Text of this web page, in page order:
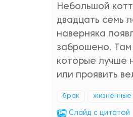
Небольшой
двадцать семь
наверняка
заброшено. Там
которые лучше
или проявить
брак жизненные
Cлайд с цитатой